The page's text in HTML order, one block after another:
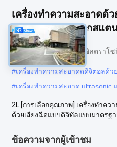
เครื่องทําความสะอาดด้
ฉีดขนาด 80W จากสแต
เครื่องทำความสะอาดอัลตราโ
#เครื่องทําความสะอาดดดิจิตอลด้ว
#เครื่องทําความสะอาด ultrasonic
2L [การเลือกคุณภาพ] เครื่องทําคว
ด้วยเสียงฉีดแบบดิจิทัลแบบมาตรฐ
ข้อความจากผู้เข้าชม